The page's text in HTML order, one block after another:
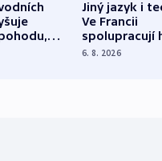
Jiný jazyk i
Ve Francii
spolupracují
různých zemí
6. 8. 2026